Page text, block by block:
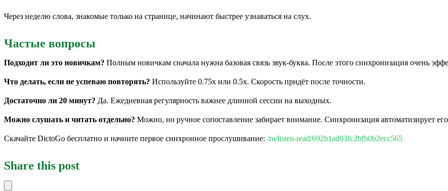
Через неделю слова, знакомые только на странице, начинают быстрее узнаваться на слух.
Частые вопросы
Подходит ли это новичкам? Полным новичкам сначала нужна базовая связь звук-буква. После этого синхронизация очень
Что делать, если не успеваю повторять? Используйте 0.75x или 0.5x. Скорость придёт после точности.
Достаточно ли 20 минут? Да. Ежедневная регулярность важнее длинной сессии на выходных.
Можно слушать и читать отдельно? Можно, но ручное сопоставление забирает внимание. Синхронизация автоматизирует
Скачайте DictoGo бесплатно и начните первое синхронное прослушивание: /ru/listen-read/692b1ad03fc2bfb0b2ecc565
Share this post